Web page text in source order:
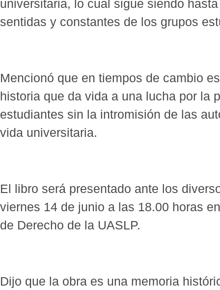
universitaria, lo cual sigue siendo
sentidas y constantes de los grupos
Mencionó que en tiempos de cambio
historia que da vida a una lucha por la
estudiantes sin la intromisión de las
vida universitaria.
El libro será presentado ante los
viernes 14 de junio a las 18.00 horas
de Derecho de la UASLP.
Dijo que la obra es una memoria